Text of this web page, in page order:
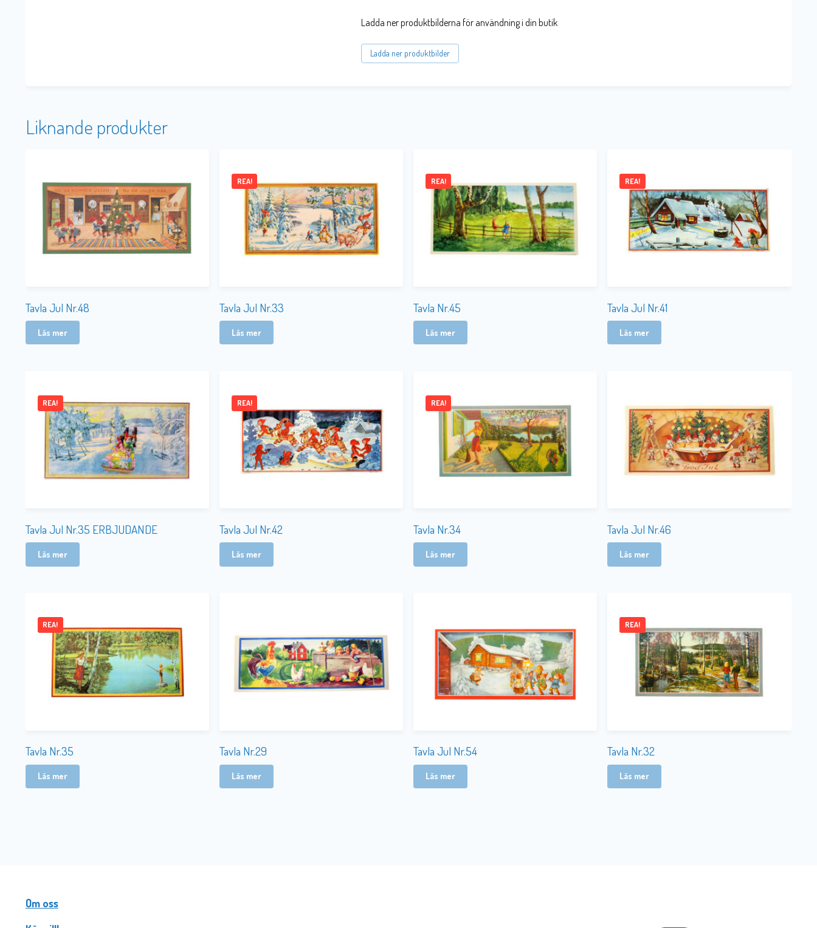
Ladda ner produktbilderna för användning i din butik
Ladda ner produktbilder
Liknande produkter
Tavla Jul Nr.48
Läs mer
Tavla Jul Nr.33
REA!
Läs mer
Tavla Nr.45
REA!
Läs mer
Tavla Jul Nr.41
REA!
Läs mer
Tavla Jul Nr.35 ERBJUDANDE
REA!
Läs mer
Tavla Jul Nr.42
REA!
Läs mer
Tavla Nr.34
REA!
Läs mer
Tavla Jul Nr.46
Läs mer
Tavla Nr.35
REA!
Läs mer
Tavla Nr.29
Läs mer
Tavla Jul Nr.54
Läs mer
Tavla Nr.32
REA!
Läs mer
Om oss